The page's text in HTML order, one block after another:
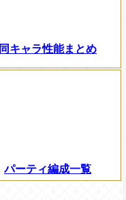
同キャラ性能まとめ
パーティ編成一覧